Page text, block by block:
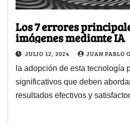
Los 7 errores
imágenes mediante IA
JULIO 12, 2024 JUAN PABLO
la adopción de esta tecnología
significativos que deben
resultados efectivos y